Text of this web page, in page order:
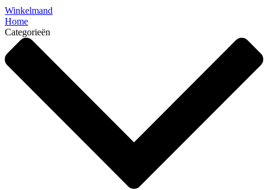
Winkelmand
Home
Categorieën